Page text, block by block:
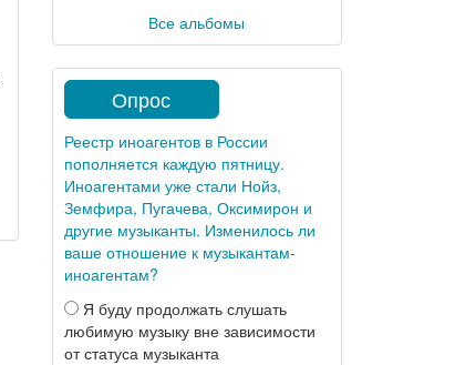
Все альбомы
Опрос
Реестр иноагентов в России
пополняется каждую пятницу.
Иноагентами уже стали Нойз,
Земфира, Пугачева, Оксимирон и
другие музыканты. Изменилось ли
ваше отношение к музыкантам-
иноагентам?
Я буду продолжать слушать
любимую музыку вне зависимости
от статуса музыканта